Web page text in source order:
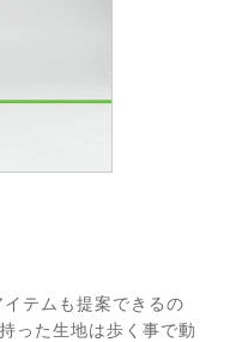
テムも提案できるの
った生地は歩く事で動